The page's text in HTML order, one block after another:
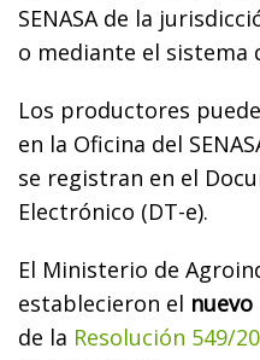
SENASA de la
o mediante el sistema
Los productores
en la Oficina del
se registran en el
Electrónico (DT-e).
El Ministerio de
establecieron el
de la Resolución 549/